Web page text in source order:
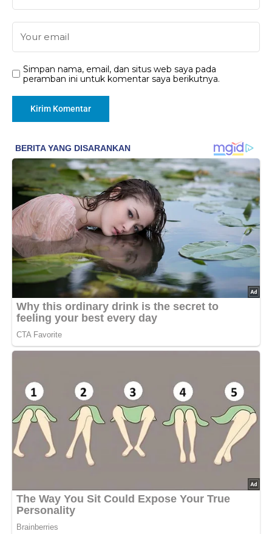
Simpan nama, email, dan situs web saya pada
peramban ini untuk komentar saya berikutnya.